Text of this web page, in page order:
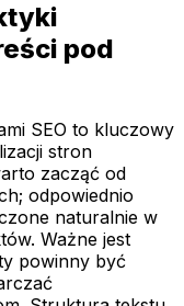
pod
SEO to kluczowy
stron
zacząć od
odpowiednio
naturalnie w
Ważne jest
powinny być